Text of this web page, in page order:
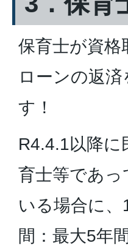
保育士が資格
ローンの返
す！
R4.4.1以降に
育士等であ
いる場合に
間：最大5年